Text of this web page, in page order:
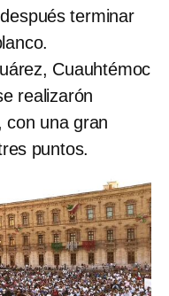
terminar
Cuauhtémoc
realizarón
con una gran
puntos.